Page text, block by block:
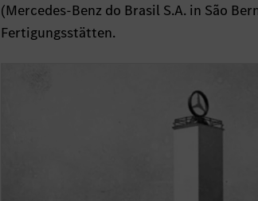
(Mercedes-Benz do Brasil S.A. in São
Fertigungsstätten.